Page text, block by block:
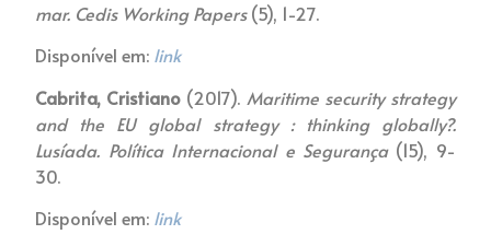
mar. Cedis Working Papers(5), 1-27.
Disponível em: link
Cabrita, Cristiano (2017). Maritime security strategy
and the EU global strategy : thinking globally?.
Lusíada. Política Internacional e Segurança (15), 9-
30.
Disponível em: link